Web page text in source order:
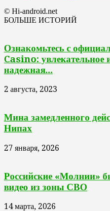
© Hi-android.net
БОЛЬШЕ ИСТОРИЙ
Ознакомьтесь с
Casino: увлекательное
надежная...
2 августа, 2023
Мина замедленного
Нипах
27 января, 2026
Российские «Молнии»
видео из зоны СВО
14 марта, 2026